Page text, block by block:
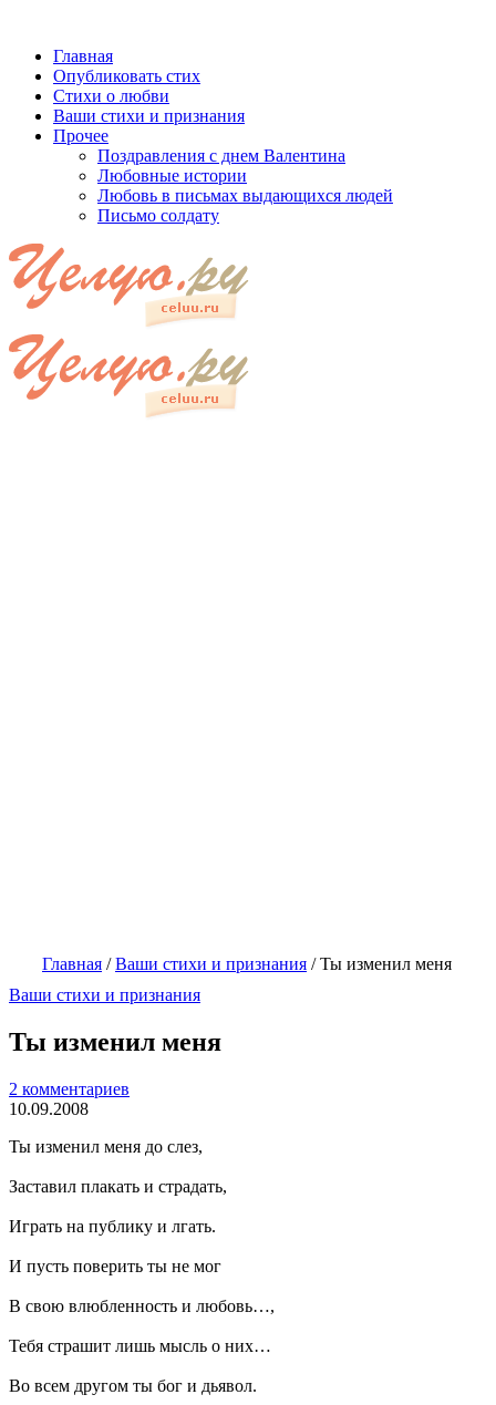
Главная
Опубликовать стих
Стихи о любви
Ваши стихи и признания
Прочее
Поздравления с днем Валентина
Любовные истории
Любовь в письмах выдающихся людей
Письмо солдату
Главная /Ваши стихи и признания /Ты изменил меня
Ваши стихи и признания
Ты изменил меня
2 комментариев
10.09.2008
Ты изменил меня до слез,
Заставил плакать и страдать,
Играть на публику и лгать.
И пусть поверить ты не мог
В свою влюбленность и любовь…,
Тебя страшит лишь мысль о них…
Во всем другом ты бог и дьявол.